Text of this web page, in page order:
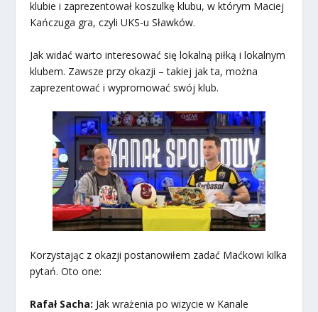
klubie i zaprezentował koszulkę klubu, w którym Maciej
Kańczuga gra, czyli UKS-u Sławków.
Jak widać warto interesować się lokalną piłką i lokalnym
klubem. Zawsze przy okazji – takiej jak ta, można
zaprezentować i wypromować swój klub.
Korzystając z okazji postanowiłem zadać Maćkowi kilka
pytań. Oto one:
Rafał Sacha: Jak wrażenia po wizycie w Kanale